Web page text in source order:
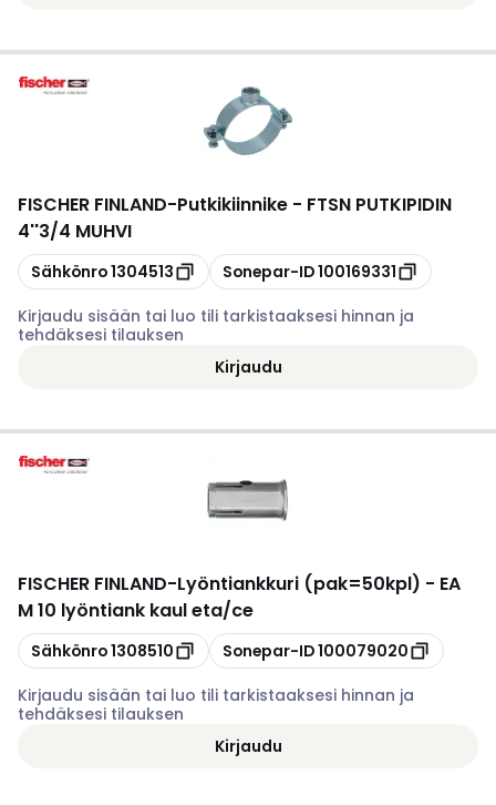
FISCHER FINLAND-Putkikiinnike - FTSN PUTKIPIDIN
4''3/4 MUHVI
Kopioi
Sähkönro1304513 Kopioi
Sonepar-ID100169331
Kirjaudu sisään tai luo tili tarkistaaksesi hinnan ja
tehdäksesi tilauksen
Kirjaudu
FISCHER FINLAND-Lyöntiankkuri (pak=50kpl) - EA
M 10 lyöntiank kaul eta/ce
Kopioi
Sähkönro1308510 Kopioi
Sonepar-ID100079020
Kirjaudu sisään tai luo tili tarkistaaksesi hinnan ja
tehdäksesi tilauksen
Kirjaudu